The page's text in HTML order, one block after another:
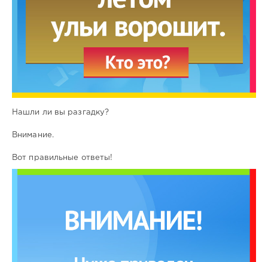
Нашли ли вы разгадку?
Внимание.
Вот правильные ответы!